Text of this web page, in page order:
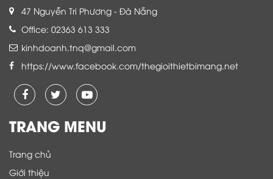
47 Nguyễn Tri Phương - Đà Nẵng
Office: 02363 613 333
kinhdoanh.tnq@gmail.com
https://www.facebook.com/thegioithietbimang.net
TRANG MENU
Trang chủ
Giới thiệu